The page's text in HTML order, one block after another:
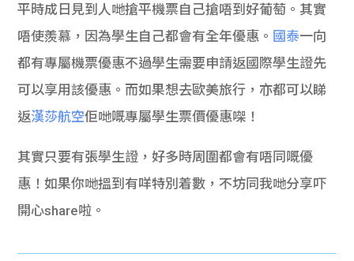
平時成日見到人哋搶平機票自己搶唔到好葡萄。其實
唔使羨慕，因為學生自己都會有全年優惠。 國泰一向
都有專屬機票優惠不過學生需要申請返國際學生證先
可以享用該優惠。而如果想去歐美旅行，亦都可以睇
返漢莎航空佢哋嘅專屬學生票價優惠㗎！
其實只要有張學生證，好多時周圍都會有唔同嘅優
惠！如果你哋搵到有咩特別着數，不坊同我哋分享吓
開心share啦。